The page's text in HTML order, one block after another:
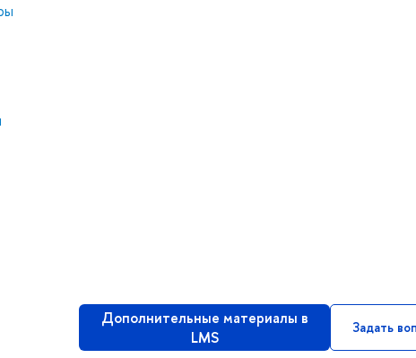
Дополнительные материалы в
LMS
Задать